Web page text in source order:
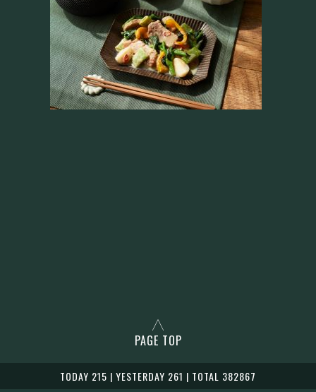
PAGE TOP
TODAY 215 | YESTERDAY 261 | TOTAL 382867